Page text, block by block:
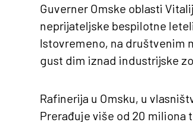
Guverner Omske oblasti
neprijateljske bespilotne
Istovremeno, na društvenim
gust dim iznad industrijske
Rafinerija u Omsku, u
Prerađuje više od 20 miliona